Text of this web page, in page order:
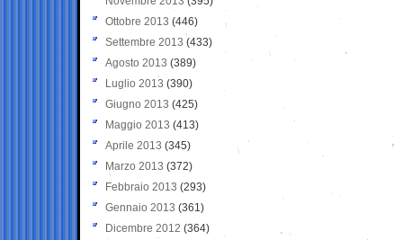
Ottobre 2013 (446)
Settembre 2013 (433)
Agosto 2013 (389)
Luglio 2013 (390)
Giugno 2013 (425)
Maggio 2013 (413)
Aprile 2013 (345)
Marzo 2013 (372)
Febbraio 2013 (293)
Gennaio 2013 (361)
Dicembre 2012 (364)